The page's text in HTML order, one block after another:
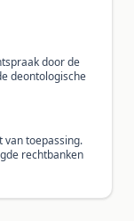
door de
deontologische
van toepassing.
rechtbanken